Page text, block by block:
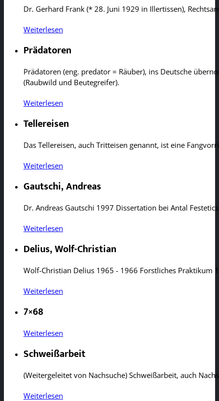
Dr. Gerhard Frank (* 28. Juni 1929 in Illertissen),
Weiterlesen
Prädatoren
Prädatoren (eng. predator = Räuber), ins Deutsche
(Raubwild und Beutegreifer).
Weiterlesen
Tellereisen
Das Tellereisen, auch Tritteisen genannt, ist eine
Weiterlesen
Gautschi, Andreas
Dr. Andreas Gautschi 1997 Dissertation bei Antal
Weiterlesen
Delius, Wolf-Christian
Wolf-Christian Delius 1965 - 1966 Forstliches
Weiterlesen
7×68
Weiterlesen
Schweißarbeit
(Weitergeleitet von Nachsuche) Schweißarbeit, auch
Weiterlesen